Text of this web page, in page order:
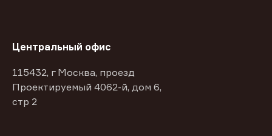
Центральный офис
115432, г Москва, проезд
Проектируемый 4062-й, дом 6,
стр 2